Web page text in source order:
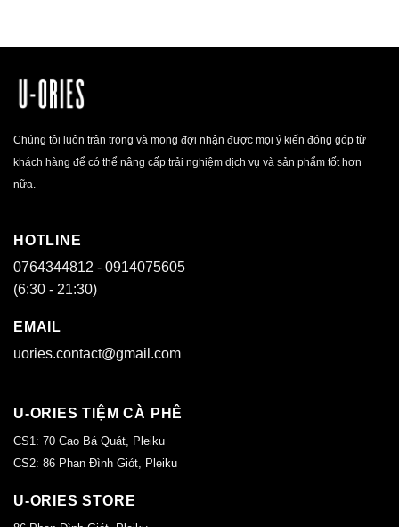
Chúng tôi luôn trân trọng và mong đợi nhận được mọi ý kiến đóng góp từ
khách hàng để có thể nâng cấp trải nghiệm dịch vụ và sản phẩm tốt hơn
nữa.
HOTLINE
0764344812 - 0914075605
(6:30 - 21:30)
EMAIL
uories.contact@gmail.com
U-ORIES TIỆM CÀ PHÊ
CS1: 70 Cao Bá Quát, Pleiku
CS2: 86 Phan Đình Giót, Pleiku
U-ORIES STORE